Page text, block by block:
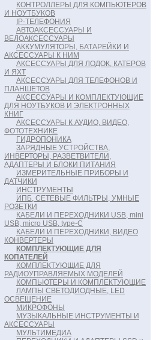
КОНТРОЛЛЕРЫ ДЛЯ КОМПЬЮТЕРОВ
И НОУТБУКОВ
IP-ТЕЛЕФОНИЯ
АВТОАКСЕССУАРЫ И
ВЕЛОАКСЕССУАРЫ
АККУМУЛЯТОРЫ, БАТАРЕЙКИ И
АКСЕССУАРЫ К НИМ
АКСЕССУАРЫ ДЛЯ ЛОДОК, КАТЕРОВ
И ЯХТ
АКСЕССУАРЫ ДЛЯ ТЕЛЕФОНОВ И
ПЛАНШЕТОВ
АКСЕССУАРЫ И КОМПЛЕКТУЮЩИЕ
ДЛЯ НОУТБУКОВ И ЭЛЕКТРОННЫХ
КНИГ
АКСЕССУАРЫ К АУДИО, ВИДЕО,
ФОТОТЕХНИКЕ
ГИДРОПОНИКА
ЗАРЯДНЫЕ УСТРОЙСТВА,
ИНВЕРТОРЫ, РАЗВЕТВИТЕЛИ,
АДАПТЕРЫ И БЛОКИ ПИТАНИЯ
ИЗМЕРИТЕЛЬНЫЕ ПРИБОРЫ И
ДАТЧИКИ
ИНСТРУМЕНТЫ
ИПБ, СЕТЕВЫЕ ФИЛЬТРЫ, УМНЫЕ
РОЗЕТКИ
КАБЕЛИ И ПЕРЕХОДНИКИ USB, mini
USB, micro USB, type-C
КАБЕЛИ И ПЕРЕХОДНИКИ, ВИДЕО
КОНВЕРТЕРЫ
КОМПЛЕКТУЮЩИЕ ДЛЯ
КОПАТЕЛЕЙ
КОМПЛЕКТУЮЩИЕ ДЛЯ
РАДИОУПРАВЛЯЕМЫХ МОДЕЛЕЙ
КОМПЬЮТЕРЫ И КОМПЛЕКТУЮЩИЕ
ЛАМПЫ СВЕТОДИОДНЫЕ, LED
ОСВЕЩЕНИЕ
МИКРОФОНЫ
МУЗЫКАЛЬНЫЕ ИНСТРУМЕНТЫ И
АКСЕССУАРЫ
МУЛЬТИМЕДИА